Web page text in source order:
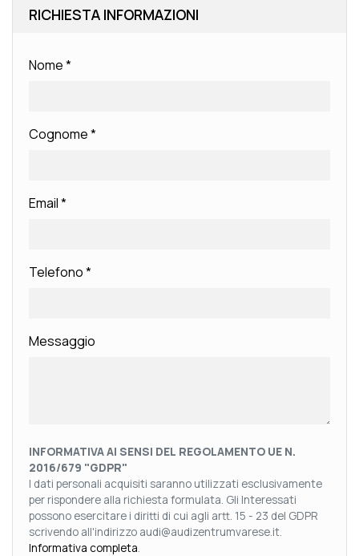
RICHIESTA INFORMAZIONI
Nome*
Cognome*
Email*
Telefono*
Messaggio
INFORMATIVA AI SENSI DEL REGOLAMENTO UE N.
2016/679 "GDPR"
I dati personali acquisiti saranno utilizzati esclusivamente
per rispondere alla richiesta formulata. Gli Interessati
possono esercitare i diritti di cui agli artt. 15 - 23 del GDPR
scrivendo all'indirizzo audi@audizentrumvarese.it.
Informativa completa